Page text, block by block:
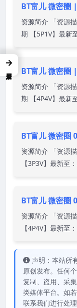
BT富儿 微密圈
资源简介 「资源
期 【5P1V】最新
BT富儿 微密圈
资源简介 「资源
期 【4P4V】最新
BT富儿 微密圈
资源简介 「资源
【3P3V】最新至
BT富儿 微密圈
资源简介 「资源
【4P4V】最新至
声明：本站所
原创发布。任何
复制、盗用、采
类媒体平台。如
联系我们进行处理
→